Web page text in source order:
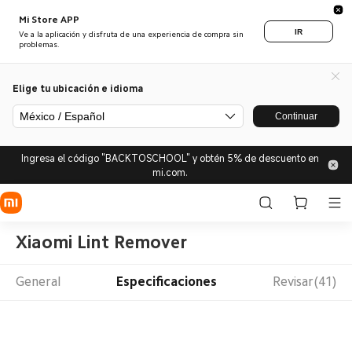
Mi Store APP
Ve a la aplicación y disfruta de una experiencia de compra sin
problemas.
IR
Elige tu ubicación e idioma
México / Español Continuar
Ingresa el código "BACKTOSCHOOL" y obtén 5% de descuento en
mi.com.
Xiaomi Lint Remover
General Especificaciones Revisar(41)